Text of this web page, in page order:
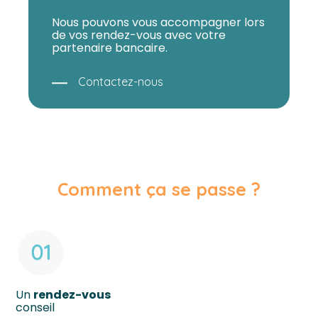
Nous pouvons vous accompagner lors
de vos rendez-vous avec votre
partenaire bancaire.
Contactez-nous
Comment ça se passe ?
Un rendez-vous
conseil